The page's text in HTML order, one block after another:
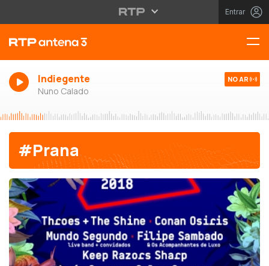
Entrar
Indiegente
Nuno Calado
NO AR
#Prana